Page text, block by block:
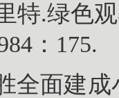
特.绿色
：175.
全面建